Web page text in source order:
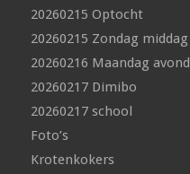
20260215 Optocht
20260215 Zondag middag
20260216 Maandag avond
20260217 Dimibo
20260217 school
Foto’s
Krotenkokers